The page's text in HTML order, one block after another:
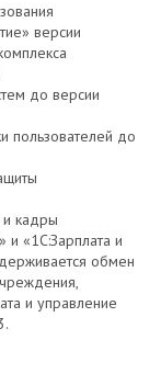
версии
до версии
пользователей до
кадры
и «1С:Зарплата и
обмен
и управление